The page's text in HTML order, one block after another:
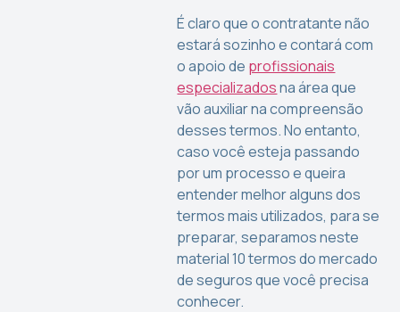
É claro que o contratante não
estará sozinho e contará com
o apoio de profissionais
especializadosna área que
vão auxiliar na compreensão
desses termos. No entanto,
caso você esteja passando
por um processo e queira
entender melhor alguns dos
termos mais utilizados, para se
preparar, separamos neste
material 10 termos do mercado
de seguros que você precisa
conhecer.